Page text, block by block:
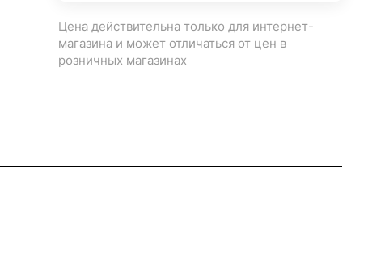
Цена действительна только для интернет-
магазина и может отличаться от цен в
розничных магазинах